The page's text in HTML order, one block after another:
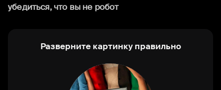
убедиться, что вы не робот
Разверните картинку правильно